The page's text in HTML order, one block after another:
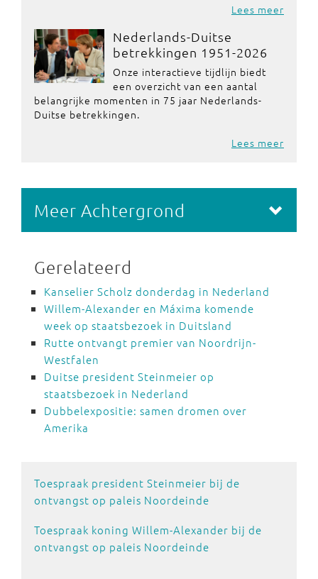
Lees meer
Nederlands-Duitse
betrekkingen 1951-2026
Onze interactieve tijdlijn biedt
een overzicht van een aantal
belangrijke momenten in 75 jaar Nederlands-
Duitse betrekkingen.
Lees meer
Meer Achtergrond
Gerelateerd
Kanselier Scholz donderdag in Nederland
Willem-Alexander en Máxima komende
week op staatsbezoek in Duitsland
Rutte ontvangt premier van Noordrijn-
Westfalen
Duitse president Steinmeier op
staatsbezoek in Nederland
Dubbelexpositie: samen dromen over
Amerika
Toespraak president Steinmeier bij de
ontvangst op paleis Noordeinde
Toespraak koning Willem-Alexander bij de
ontvangst op paleis Noordeinde